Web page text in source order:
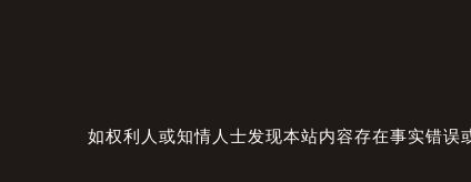
如权利人或知情人士发现本站内容存在事实错误